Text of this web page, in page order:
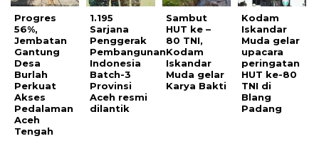
Progres
56%,
Jembatan
Gantung
Desa
Burlah
Perkuat
Akses
Pedalaman
Aceh
Tengah
1.195
Sarjana
Penggerak
Pembangunan
Indonesia
Batch-3
Provinsi
Aceh resmi
dilantik
Sambut
HUT ke –
80 TNI,
Kodam
Iskandar
Muda gelar
Karya Bakti
Kodam
Iskandar
Muda gelar
upacara
peringatan
HUT ke-80
TNI di
Blang
Padang